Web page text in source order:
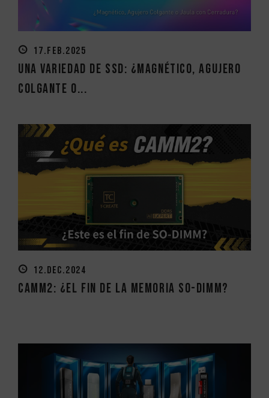
17.FEB.2025
Una variedad de SSD: ¿Magnético, Agujero
Colgante o...
12.DEC.2024
CAMM2: ¿el fin de la memoria SO-DIMM?